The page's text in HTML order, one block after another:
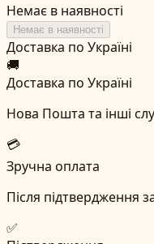
Немає в наявності
Немає в наявності
Доставка по Україні
🚚
Доставка по Україні
Нова Пошта та інші
💳
Зручна оплата
Після підтвердження
✅